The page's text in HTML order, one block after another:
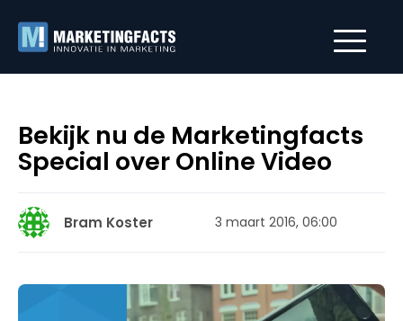
Bekijk nu de Marketingfacts
Special over Online Video
Bram Koster 3 maart 2016, 06:00